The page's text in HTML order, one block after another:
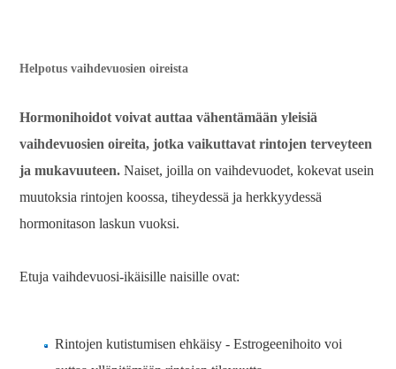
Helpotus vaihdevuosien oireista
Hormonihoidot voivat auttaa vähentämään yleisiä
vaihdevuosien oireita, jotka vaikuttavat rintojen terveyteen
ja mukavuuteen. Naiset, joilla on vaihdevuodet, kokevat usein
muutoksia rintojen koossa, tiheydessä ja herkkyydessä
hormonitason laskun vuoksi.
Etuja vaihdevuosi-ikäisille naisille ovat:
Rintojen kutistumisen ehkäisy - Estrogeenihoito voi